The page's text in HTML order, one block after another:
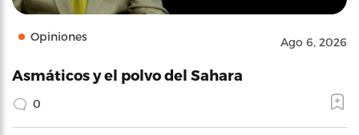
Opiniones Ago 6, 2026
Asmáticos y el polvo del Sahara
0